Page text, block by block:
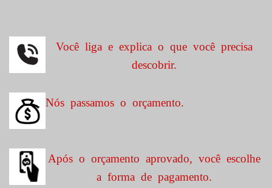
Você liga e explica o que você precisa
descobrir.
Nós passamos o orçamento.
Após o orçamento aprovado, você escolhe
a forma de pagamento.